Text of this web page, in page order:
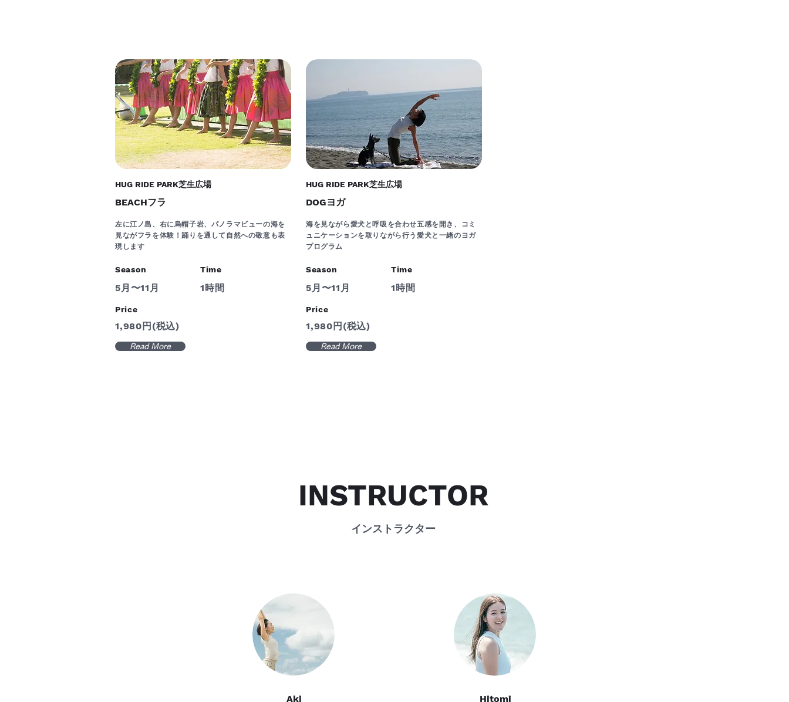
HUG RIDE PARK芝生広場
BEACHフラ
左に江ノ島、右に烏帽子岩、パノラマビューの海を
見ながフラを体験！踊りを通して自然への敬意も表
現します
Season
5月〜11月
Time
1時間
Price
1,980円(税込)
Read More
HUG RIDE PARK芝生広場
DOGヨガ
海を見ながら愛犬と呼吸を合わせ五感を開き、コミ
ュニケーションを取りながら行う愛犬と一緒のヨガ
プログラム
Season
5月〜11月
Time
1時間
Price
1,980円(税込)
Read More
INSTRUCTOR
​インストラクター
Aki Hitomi